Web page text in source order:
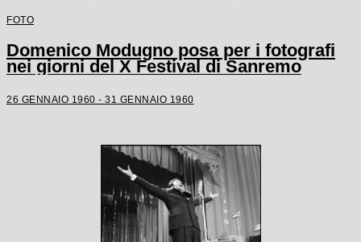
FOTO
Domenico Modugno posa per i fotografi
nei giorni del X Festival di Sanremo
26 GENNAIO 1960 - 31 GENNAIO 1960